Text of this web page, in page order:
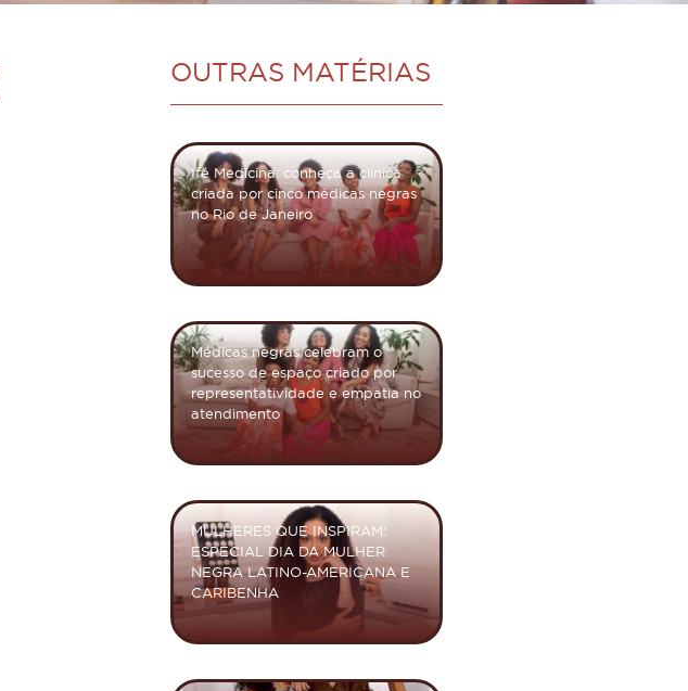
OUTRAS MATÉRIAS
Ifé Medicina: conheça a clínica
criada por cinco médicas negras
no Rio de Janeiro
Médicas negras celebram o
sucesso de espaço criado por
representatividade e empatia no
atendimento
MULHERES QUE INSPIRAM:
ESPECIAL DIA DA MULHER
NEGRA LATINO-AMERICANA E
CARIBENHA